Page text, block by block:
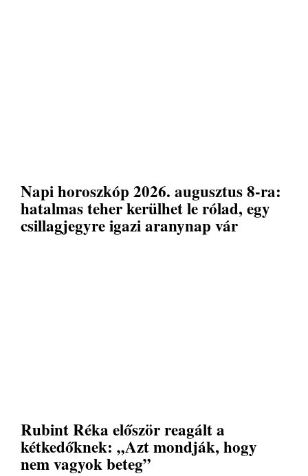
Napi horoszkóp 2026. augusztus 8-ra:
hatalmas teher kerülhet le rólad, egy
csillagjegyre igazi aranynap vár
Rubint Réka először reagált a
kétkedőknek: „Azt mondják, hogy
nem vagyok beteg”